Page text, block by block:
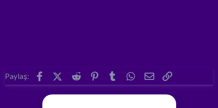
Paylaş: FacebookX (Twitter)
Reddit Pinterest
Tumblr WhatsApp
E-posta